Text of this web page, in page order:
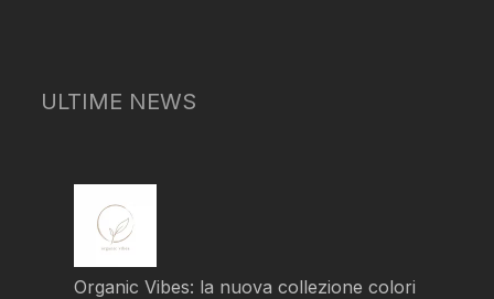
ULTIME NEWS
Organic Vibes: la nuova collezione colori